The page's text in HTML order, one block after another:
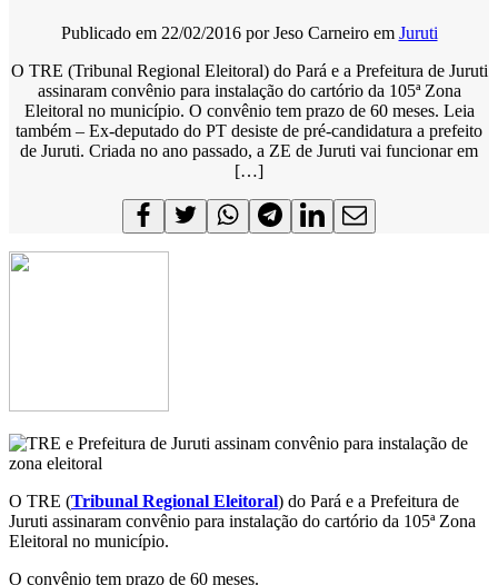
Publicado em 22/02/2016 porJeso Carneiro em Juruti
O TRE (Tribunal Regional Eleitoral) do Pará e a Prefeitura de Juruti
assinaram convênio para instalação do cartório da 105ª Zona
Eleitoral no município. O convênio tem prazo de 60 meses. Leia
também – Ex-deputado do PT desiste de pré-candidatura a prefeito
de Juruti. Criada no ano passado, a ZE de Juruti vai funcionar em
[…]
O TRE (Tribunal Regional Eleitoral) do Pará e a Prefeitura de
Juruti assinaram convênio para instalação do cartório da 105ª Zona
Eleitoral no município.
O convênio tem prazo de 60 meses.